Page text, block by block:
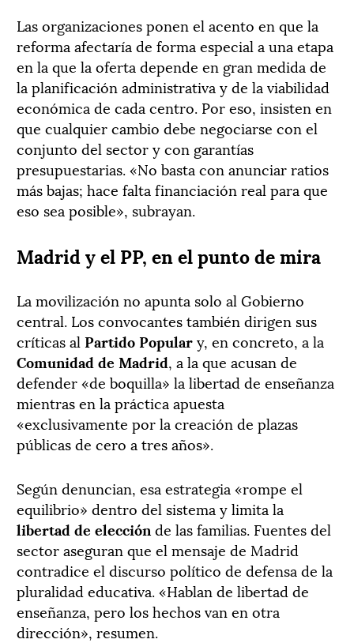
Las organizaciones ponen el acento en que la
reforma afectaría de forma especial a una etapa
en la que la oferta depende en gran medida de
la planificación administrativa y de la viabilidad
económica de cada centro. Por eso, insisten en
que cualquier cambio debe negociarse con el
conjunto del sector y con garantías
presupuestarias. «No basta con anunciar ratios
más bajas; hace falta financiación real para que
eso sea posible», subrayan.
Madrid y el PP, en el punto de mira
La movilización no apunta solo al Gobierno
central. Los convocantes también dirigen sus
críticas al Partido Populary, en concreto, a la
Comunidad de Madrid, a la que acusan de
defender «de boquilla» la libertad de enseñanza
mientras en la práctica apuesta
«exclusivamente por la creación de plazas
públicas de cero a tres años».
Según denuncian, esa estrategia «rompe el
equilibrio» dentro del sistema y limita la
libertad de elección de las familias. Fuentes del
sector aseguran que el mensaje de Madrid
contradice el discurso político de defensa de la
pluralidad educativa. «Hablan de libertad de
enseñanza, pero los hechos van en otra
dirección», resumen.